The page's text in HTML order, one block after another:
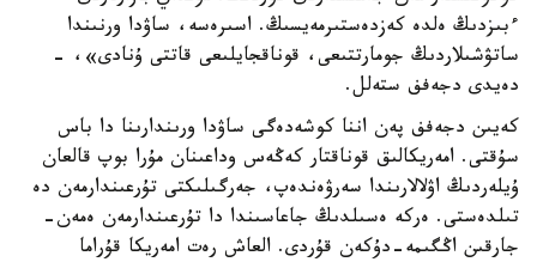
ءبىزدىڭ ەلدە كەزدەستىرمەيسىڭ. اسىرەسە، ساۋدا ورنىندا
ساتۋشىلاردىڭ جومارتتىعى، قوناقجايلىعى قاتتى ۇنادى»، -
دەيدى دجەفف ستەلل.
كەيىن دجەفف پەن اننا كوشەدەگى ساۋدا ورىندارىنا دا باس
سۇقتى. امەريكالىق قوناقتار كەڭەس وداعىنان مۇرا بوپ قالعان
ۇيلەردىڭ اۋلالارىندا سەرۋەندەپ، جەرگىلىكتى تۇرعىندارمەن دە
تىلدەستى. ەركە ەسىلدىڭ جاعاسىندا دا تۇرعىندارمەن ەمەن-
جارقىن اڭگىمە-دۇكەن قۇردى. العاش رەت امەريكا قۇراما